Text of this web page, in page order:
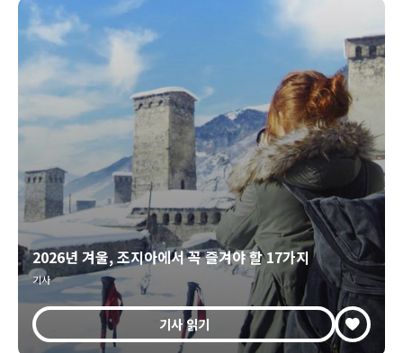
2026년 겨울, 조지아에서 꼭 즐겨야 할 17가지
기사
기사 읽기